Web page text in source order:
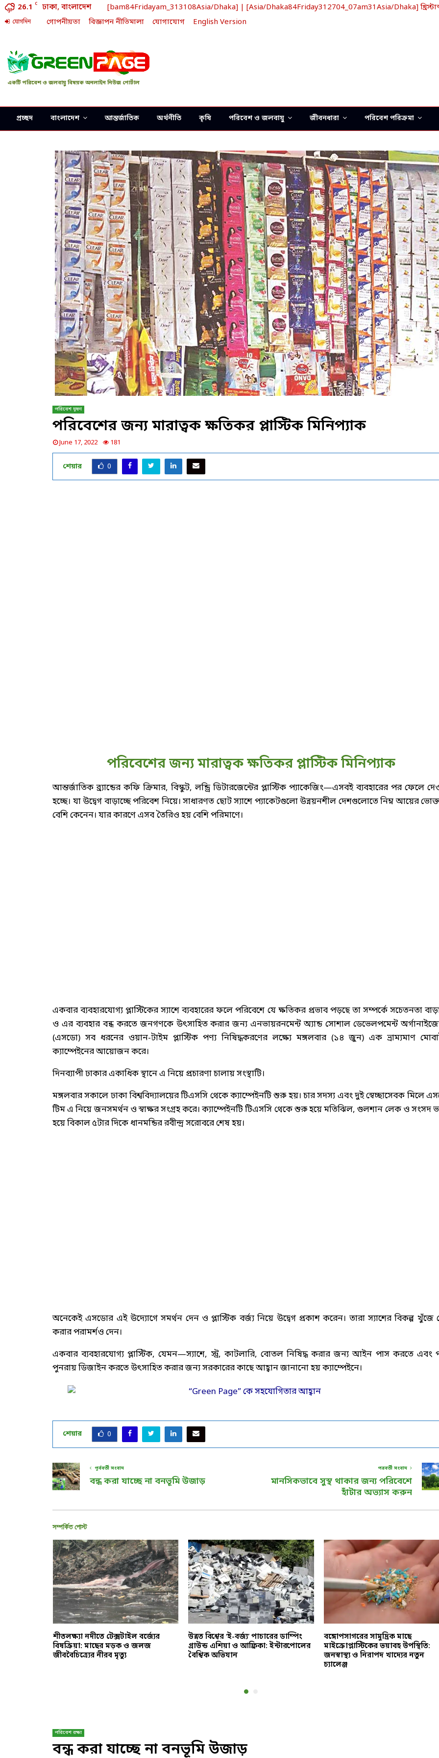
26.1 C ঢাকা, বাংলাদেশ [bam84Fridayam_313108Asia/Dhaka] | [Asia/Dhaka84Friday312704_07am31Asia/Dhaka]
যোগদিন গোপনীয়তা বিজ্ঞাপন নীতিমালা যোগাযোগ English Version
একটি পরিবেশ ও জলবায়ু বিষয়ক অনলাইন নিউজ পোর্টাল
প্রচ্ছদ বাংলাদেশ আন্তর্জাতিক অর্থনীতি কৃষি পরিবেশ ও জলবায়ু জীবনধারা পরিবেশ পরিক্রমা
পরিবেশ দূষণ
পরিবেশের জন্য মারাত্বক ক্ষতিকর প্লাস্টিক মিনিপ্যাক
June 17, 2022 181
শেয়ার 0
পরিবেশের জন্য মারাত্বক ক্ষতিকর প্লাস্টিক মিনিপ্যাক
আন্তর্জাতিক ব্র্যান্ডের কফি ক্রিমার, বিস্কুট, লন্ড্রি ডিটারজেন্টের প্লাস্টিক প্যাকেজিং—এসবই ব্যবহারের পর ফেলে
হচ্ছে। যা উদ্বেগ বাড়াচ্ছে পরিবেশ নিয়ে। সাধারণত ছোট স্যাশে প্যাকেটগুলো উন্নয়নশীল দেশগুলোতে নিম্ন আয়ের
বেশি কেনেন। যার কারণে এসব তৈরিও হয় বেশি পরিমাণে।
একবার ব্যবহারযোগ্য প্লাস্টিকের স্যাশে ব্যবহারের ফলে পরিবেশে যে ক্ষতিকর প্রভাব পড়ছে তা সম্পর্কে সচেতনতা
ও এর ব্যবহার বন্ধ করতে জনগণকে উৎসাহিত করার জন্য এনভায়রনমেন্ট অ্যান্ড সোশাল ডেভেলপমেন্ট
(এসডো) সব ধরনের ওয়ান-টাইম প্লাস্টিক পণ্য নিষিদ্ধকরণের লক্ষ্যে মঙ্গলবার (১৪ জুন) এক ভ্রাম্যমাণ
ক্যাম্পেইনের আয়োজন করে।
দিনব্যাপী ঢাকার একাধিক স্থানে এ নিয়ে প্রচারণা চালায় সংস্থাটি।
মঙ্গলবার সকালে ঢাকা বিশ্ববিদ্যালয়ের টিএসসি থেকে ক্যাম্পেইনটি শুরু হয়। চার সদস্য এবং দুই স্বেচ্ছাসেবক মিলে
টিম এ নিয়ে জনসমর্থন ও স্বাক্ষর সংগ্রহ করে। ক্যাম্পেইনটি টিএসসি থেকে শুরু হয়ে মতিঝিল, গুলশান লেক ও সংসদ
হয়ে বিকাল ৫টার দিকে ধানমন্ডির রবীন্দ্র সরোবরে শেষ হয়।
অনেকেই এসডোর এই উদ্যোগে সমর্থন দেন ও প্লাস্টিক বর্জ্য নিয়ে উদ্বেগ প্রকাশ করেন। তারা স্যাশের বিকল্প খুঁজে
করার পরামর্শও দেন।
একবার ব্যবহারযোগ্য প্লাস্টিক, যেমন—স্যাশে, স্ট্র, কাটলারি, বোতল নিষিদ্ধ করার জন্য আইন পাস করতে এবং
পুনরায় ডিজাইন করতে উৎসাহিত করার জন্য সরকারের কাছে আহ্বান জানানো হয় ক্যাম্পেইনে।
শেয়ার 0
পূর্ববর্তী সংবাদ
বন্ধ করা যাচ্ছে না বনভূমি উজাড়
পরবর্তী সংবাদ
মানসিকভাবে সুস্থ থাকার জন্য পরিবেশে
হাঁটার অভ্যাস করুন
সম্পর্কিত পোস্ট
শীতলক্ষ্যা নদীতে টেক্সটাইল বর্জ্যের
বিষক্রিয়া: মাছের মড়ক ও জলজ
জীববৈচিত্র্যের নীরব মৃত্যু
উন্নত বিশ্বের ‘ই-বর্জ্য’ পাচারের ডাম্পিং
গ্রাউন্ড এশিয়া ও আফ্রিকা: ইন্টারপোলের
বৈশ্বিক অভিযান
বঙ্গোপসাগরের সামুদ্রিক মাছে
মাইক্রোপ্লাস্টিকের ভয়াবহ উপস্থিতি:
জনস্বাস্থ্য ও নিরাপদ খাদ্যের নতুন
চ্যালেঞ্জ
পরিবেশ রক্ষা
বন্ধ করা যাচ্ছে না বনভূমি উজাড়